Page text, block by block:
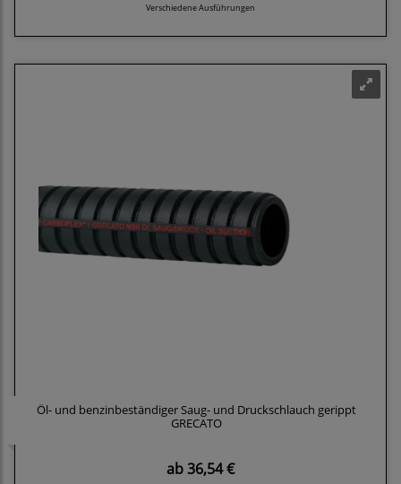
Verschiedene Ausführungen
Öl- und benzinbeständiger Saug- und Druckschlauch gerippt
GRECATO
ab36,54 €